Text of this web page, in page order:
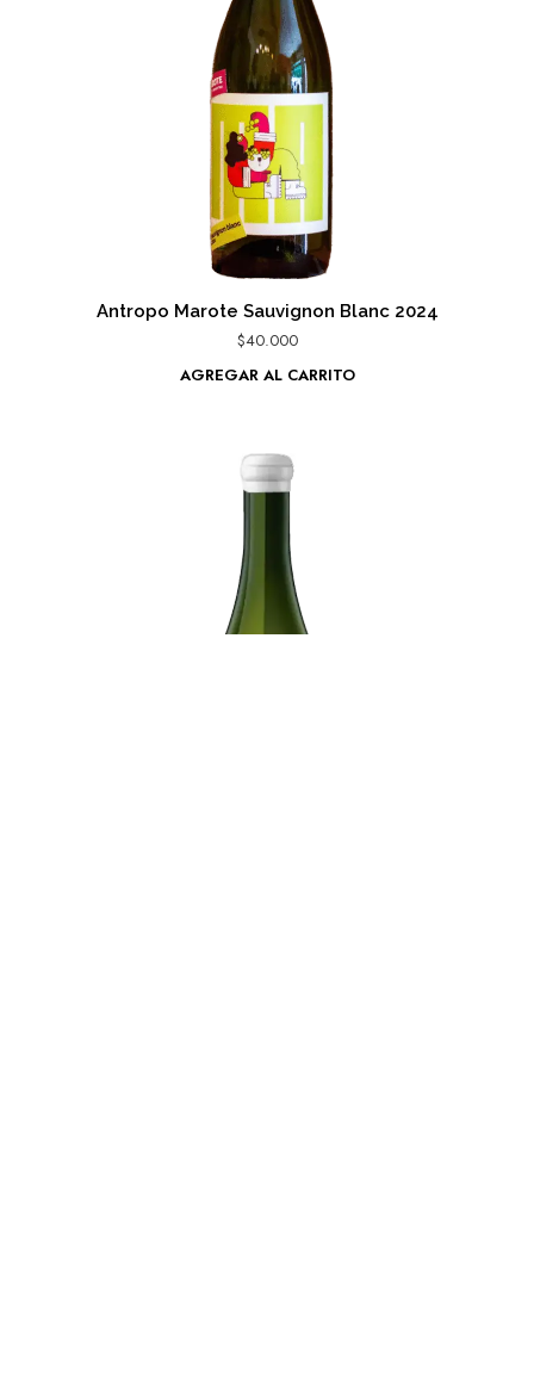
Antropo Marote Sauvignon Blanc 2024
$40.000
AGREGAR AL CARRITO